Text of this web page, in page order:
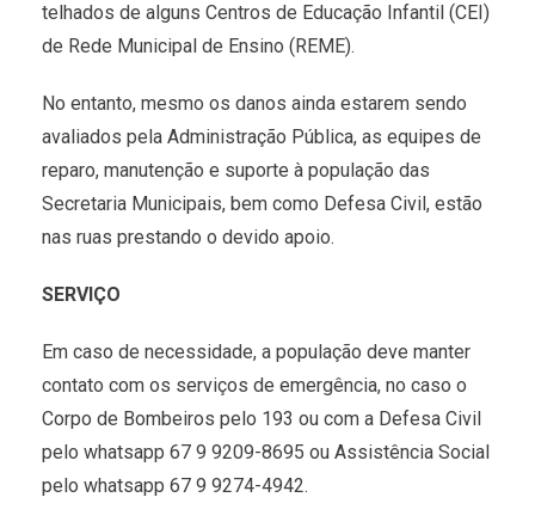
telhados de alguns Centros de Educação Infantil (CEI)
de Rede Municipal de Ensino (REME).
No entanto, mesmo os danos ainda estarem sendo
avaliados pela Administração Pública, as equipes de
reparo, manutenção e suporte à população das
Secretaria Municipais, bem como Defesa Civil, estão
nas ruas prestando o devido apoio.
SERVIÇO
Em caso de necessidade, a população deve manter
contato com os serviços de emergência, no caso o
Corpo de Bombeiros pelo 193 ou com a Defesa Civil
pelo whatsapp 67 9 9209-8695 ou Assistência Social
pelo whatsapp 67 9 9274-4942.